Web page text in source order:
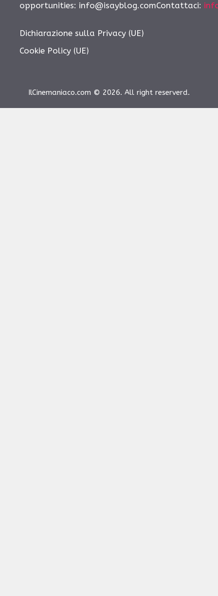
opportunities: info@isayblog.comContattaci:
Dichiarazione sulla Privacy (UE)
Cookie Policy (UE)
IlCinemaniaco.com © 2026. All right reserverd.